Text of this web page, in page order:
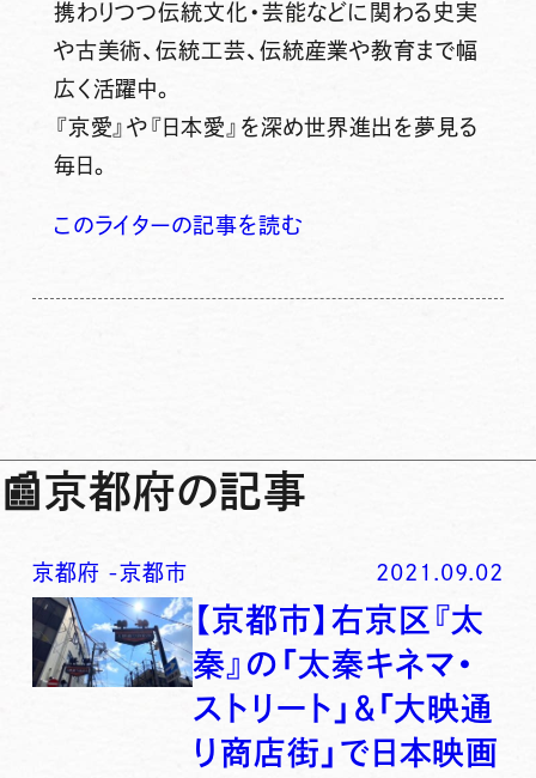
携わりつつ伝統文化・芸能などに関わる史実
や古美術、伝統工芸、伝統産業や教育まで幅
広く活躍中。
『京愛』や『日本愛』を深め世界進出を夢見る
毎日。
このライターの記事を読む
📰京都府の記事
京都府 -京都市 2021.09.02
【京都市】右京区『太
秦』の「太秦キネマ・
ストリート」＆「大映通
り商店街」で日本映画